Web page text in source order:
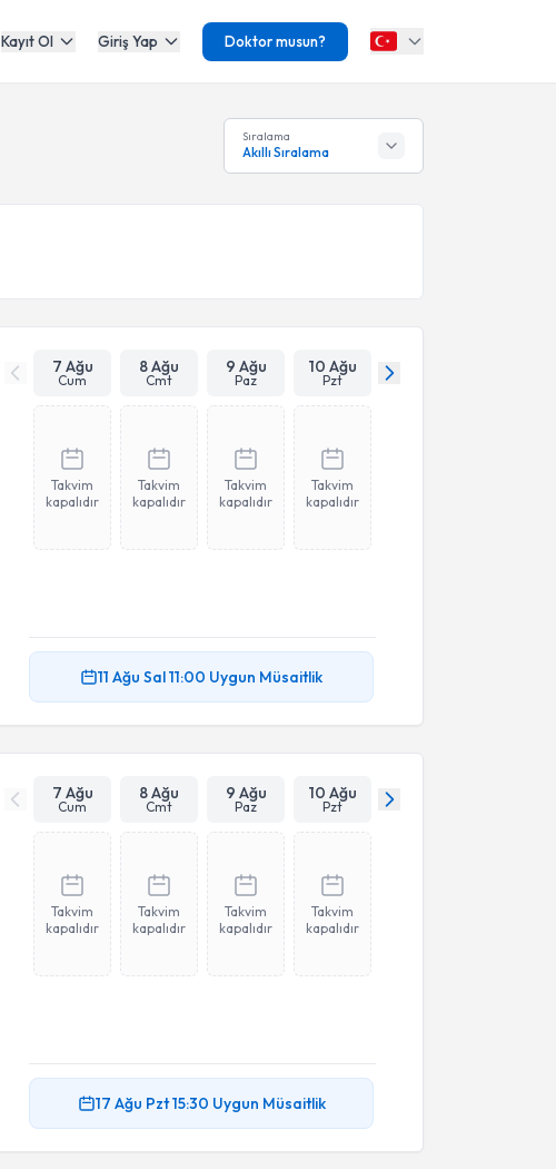
Kayıt Ol Giriş Yap Doktor musun?
Sıralama
Akıllı Sıralama
7 Ağu
Cum
8 Ağu
Cmt
9 Ağu
Paz
10 Ağu
Pzt
Takvim
kapalıdır
Takvim
kapalıdır
Takvim
kapalıdır
Takvim
kapalıdır
11 Ağu Sal11:00 Uygun Müsaitlik
7 Ağu
Cum
8 Ağu
Cmt
9 Ağu
Paz
10 Ağu
Pzt
Takvim
kapalıdır
Takvim
kapalıdır
Takvim
kapalıdır
Takvim
kapalıdır
17 Ağu Pzt15:30 Uygun Müsaitlik